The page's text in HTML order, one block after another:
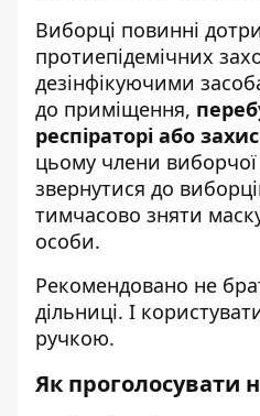
Виборці повинні
протиепідемічних
дезінфікуючими
до приміщення,
респіраторі або
цьому члени виборчої
звернутися до
тимчасово зняти
особи.
Рекомендовано не
дільниці. І
ручкою.
Як проголосувати